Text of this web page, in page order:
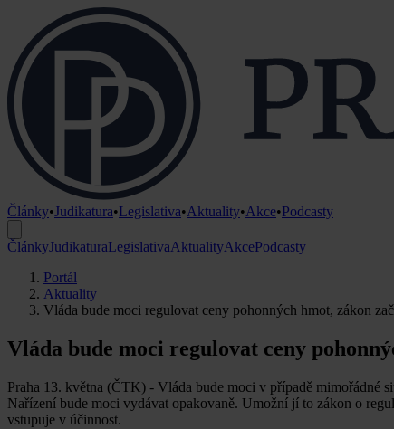
Články•Judikatura•Legislativa•Aktuality•Akce•Podcasty
ČlánkyJudikaturaLegislativaAktualityAkcePodcasty
Portál
Aktuality
Vláda bude moci regulovat ceny pohonných hmot, zákon
Vláda bude moci regulovat ceny
Praha 13. května (ČTK) - Vláda bude moci v případě mimořádné
Nařízení bude moci vydávat opakovaně. Umožní jí to zákon o
vstupuje v účinnost.